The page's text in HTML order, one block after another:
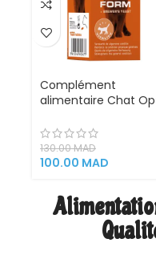
Complément
alimentaire Chat
(100 comprimés)
130.00MAD
100.00 MAD